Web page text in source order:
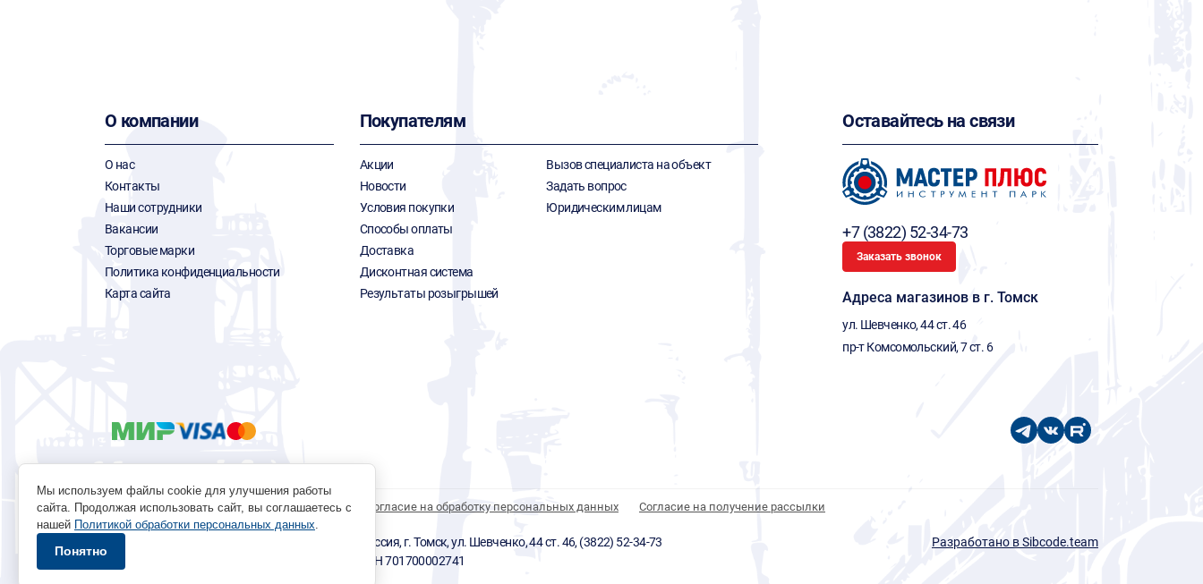
О компании
О нас
Контакты
Наши сотрудники
Вакансии
Торговые марки
Политика конфиденциальности
Карта сайта
Покупателям
Акции
Новости
Условия покупки
Способы оплаты
Доставка
Дисконтная система
Результаты розыгрышей
Вызов специалиста на объект
Задать вопрос
Юридическим лицам
Оставайтесь на связи
+7 (3822) 52-34-73
Заказать звонок
Адреса магазинов в г. Томск
ул. Шевченко, 44 ст. 46
пр-т Комсомольский, 7 ст. 6
Политика обработки персональных данных Согласие на обработку персональных данных Согласие на получение рассылки
© 1996 - 2026 инструмент парк «Мастер Плюс» Россия, г. Томск, ул. Шевченко, 44 ст. 46, (3822) 52-34-73
okp@masterplus.tomsk.ru ИП Брусницын Д.Н. ИНН 701700002741
Разработано в Sibcode.team
Мы используем файлы cookie для улучшения работы
сайта. Продолжая использовать сайт, вы соглашаетесь с
нашей Политикой обработки персональных данных.
Понятно